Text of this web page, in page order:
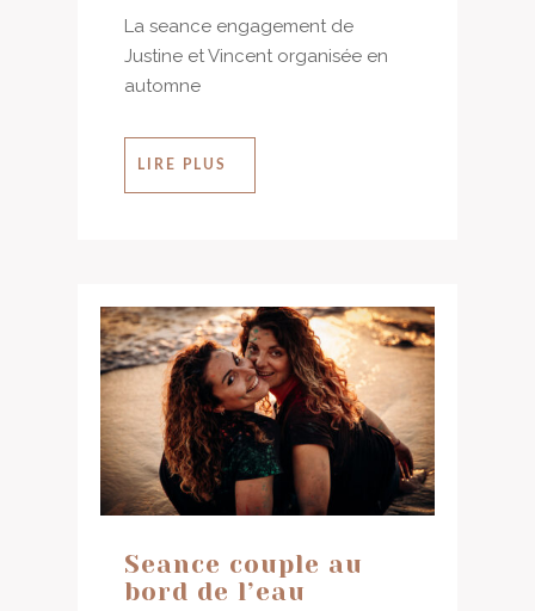
La seance engagement de
Justine et Vincent organisée en
automne
LIRE PLUS
Seance couple au
bord de l’eau